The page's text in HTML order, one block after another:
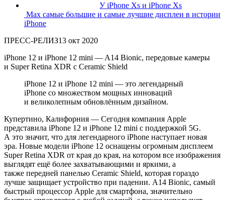
У iPhone Xs и iPhone Xs
Max самые большие и самые лучшие дисплеи в истории
iPhone
ПРЕСС-РЕЛИЗ13 окт 2020
iPhone 12 и iPhone 12 mini — A14 Bionic, передовые камеры
и Super Retina XDR с Ceramic Shield
iPhone 12 и iPhone 12 mini — это легендарный
iPhone со множеством мощных инноваций
и великолепным обновлённым дизайном.
Купертино, Калифорния — Сегодня компания Apple
представила iPhone 12 и iPhone 12 mini с поддержкой 5G.
А это значит, что для легендарного iPhone наступает новая
эра. Новые модели iPhone 12 оснащены огромным дисплеем
Super Retina XDR от края до края, на котором все изображения
выглядят ещё более захватывающими и яркими, а
также передней панелью Ceramic Shield, которая гораздо
лучше защищает устройство при падении. A14 Bionic, самый
быстрый процессор Apple для смартфона, значительно